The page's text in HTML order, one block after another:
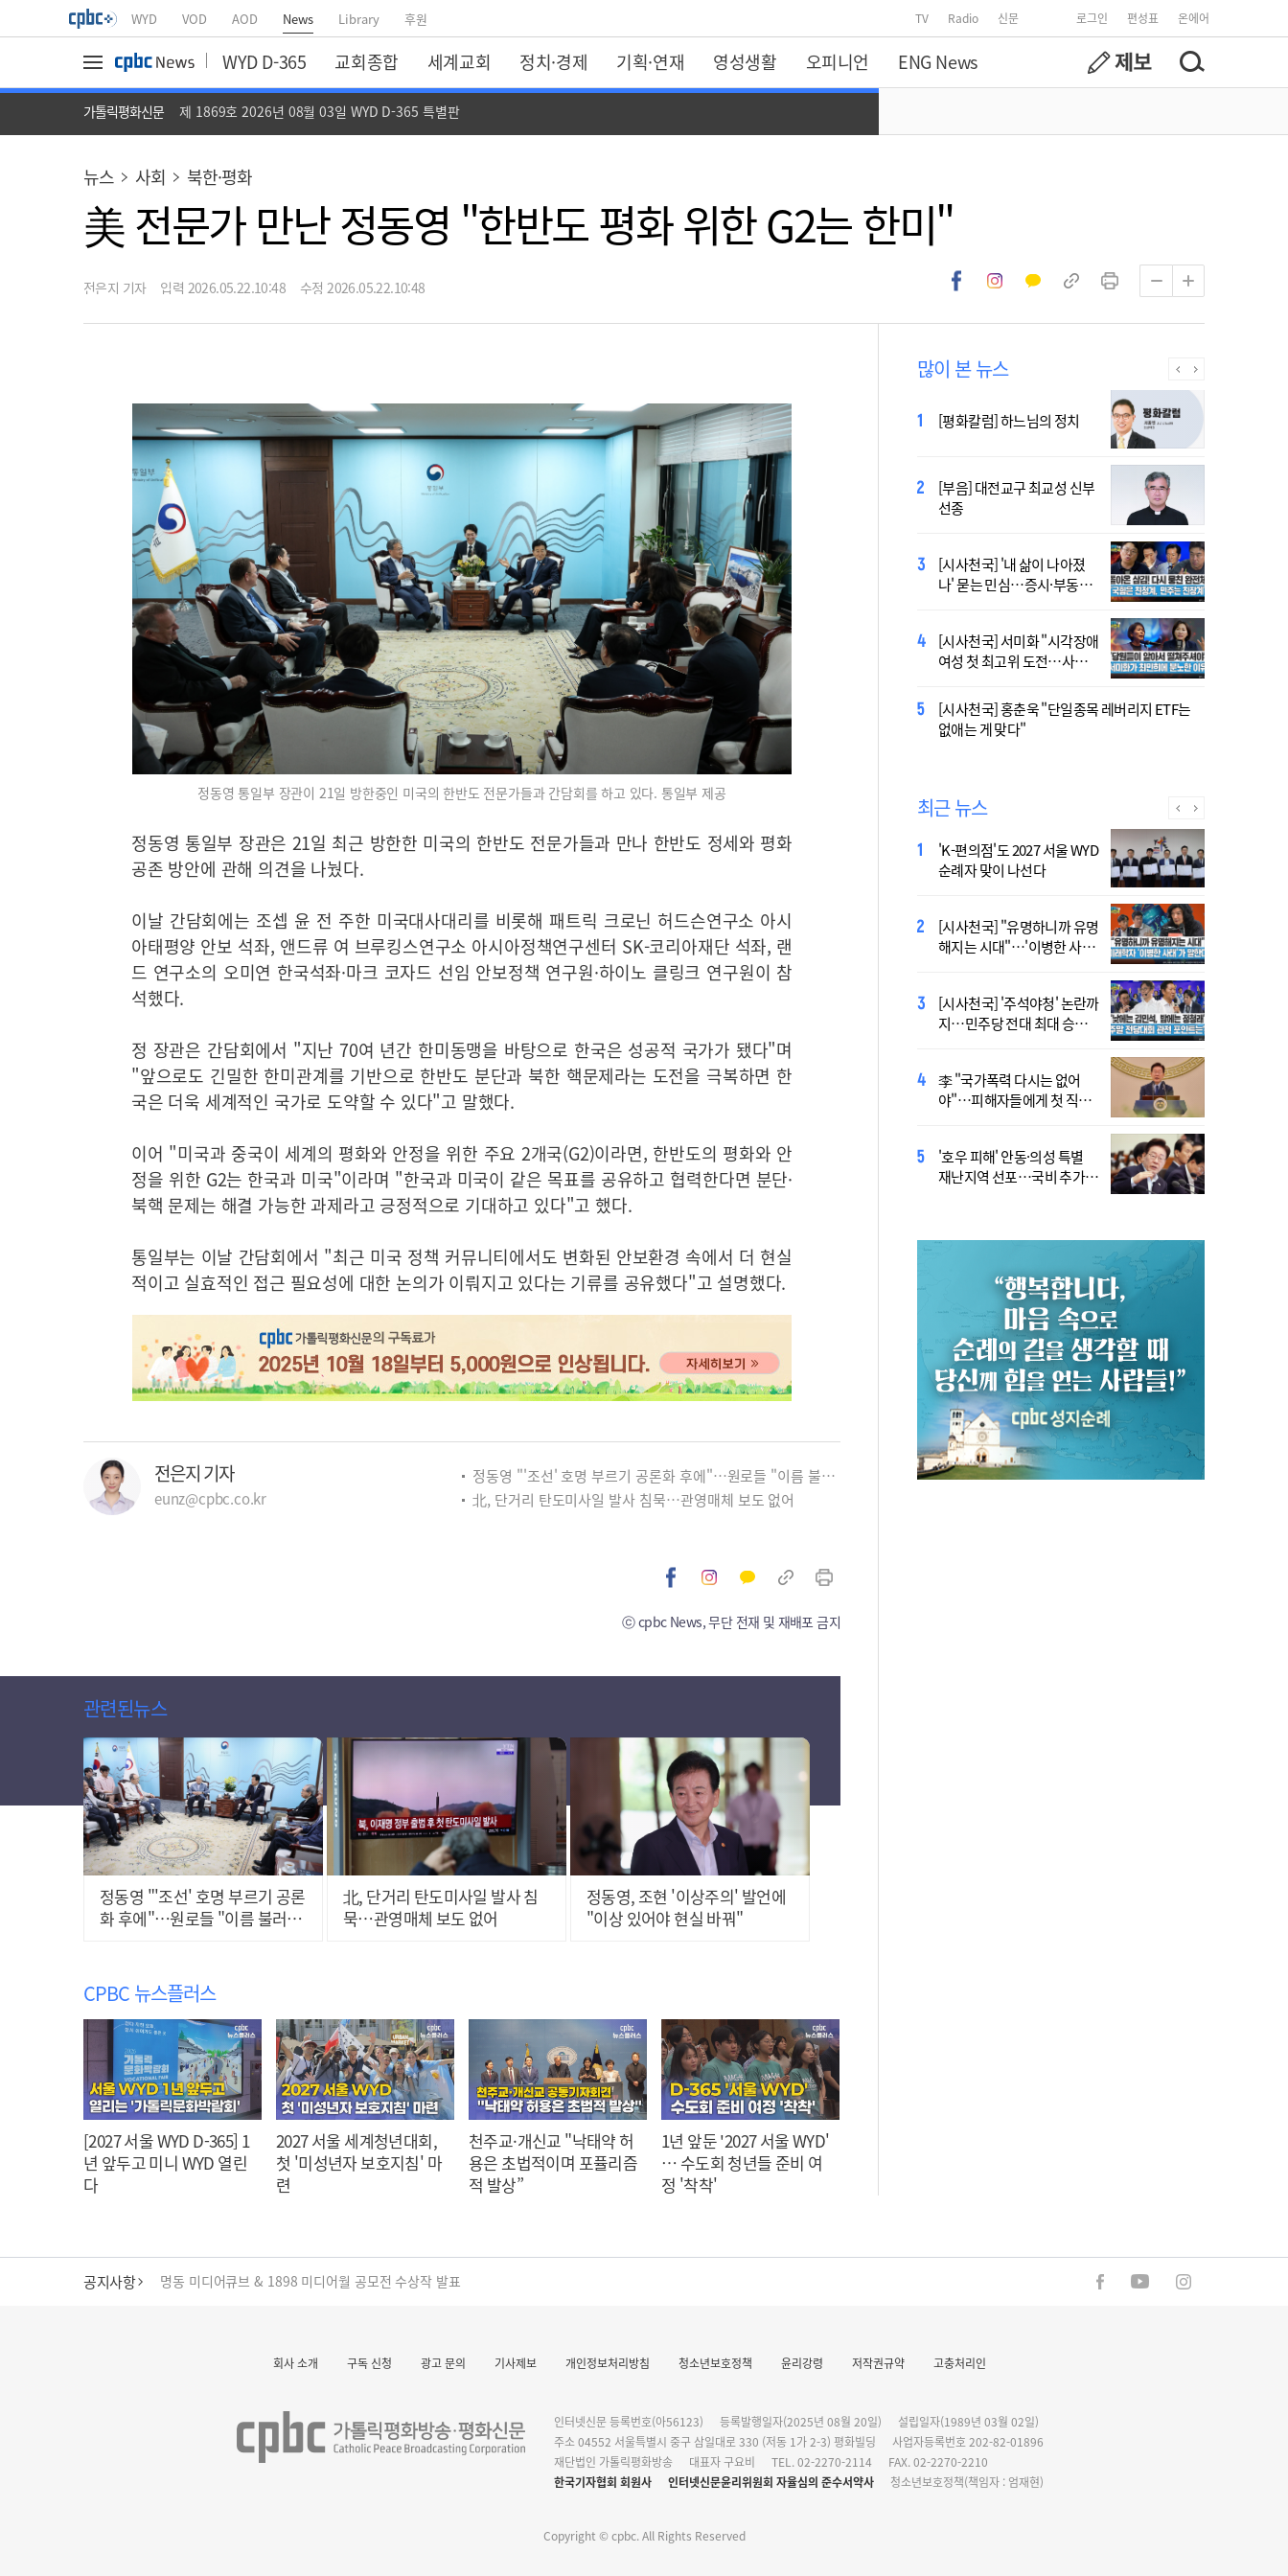
WYD VOD AOD News Library 후원 TV Radio 신문 로그인 편성표 온에어
WYD D-365 교회종합 세계교회 정치·경제 기획·연재 영성생활 오피니언 ENG News
가톨릭평화신문 제 1869호 2026년 08월 03일 WYD D-365 특별판
뉴스 사회 북한·평화
美 전문가 만난 정동영 "한반도 평화 위한 G2는 한미"
전은지 기자 입력 2026.05.22.10:48 수정 2026.05.22.10:48
정동영 통일부 장관이 21일 방한중인 미국의 한반도 전문가들과 간담회를 하고 있다. 통일부 제공
정동영 통일부 장관은 21일 최근 방한한 미국의 한반도 전문가들과 만나 한반도 정세와 평화
공존 방안에 관해 의견을 나눴다.
이날 간담회에는 조셉 윤 전 주한 미국대사대리를 비롯해 패트릭 크로닌 허드슨연구소 아시
아태평양 안보 석좌, 앤드류 여 브루킹스연구소 아시아정책연구센터 SK-코리아재단 석좌, 랜
드 연구소의 오미연 한국석좌·마크 코자드 선임 안보정책 연구원·하이노 클링크 연구원이 참
석했다.
정 장관은 간담회에서 "지난 70여 년간 한미동맹을 바탕으로 한국은 성공적 국가가 됐다"며
"앞으로도 긴밀한 한미관계를 기반으로 한반도 분단과 북한 핵문제라는 도전을 극복하면 한
국은 더욱 세계적인 국가로 도약할 수 있다"고 말했다.
이어 "미국과 중국이 세계의 평화와 안정을 위한 주요 2개국(G2)이라면, 한반도의 평화와 안
정을 위한 G2는 한국과 미국"이라며 "한국과 미국이 같은 목표를 공유하고 협력한다면 분단·
북핵 문제는 해결 가능한 과제라고 긍정적으로 기대하고 있다"고 했다.
통일부는 이날 간담회에서 "최근 미국 정책 커뮤니티에서도 변화된 안보환경 속에서 더 현실
적이고 실효적인 접근 필요성에 대한 논의가 이뤄지고 있다는 기류를 공유했다"고 설명했다.
전은지 기자
eunz@cpbc.co.kr
정동영 "'조선' 호명 부르기 공론화 후에"…원로들 "이름 불러야"
北, 단거리 탄도미사일 발사 침묵…관영매체 보도 없어
ⓒ cpbc News, 무단 전재 및 재배포 금지
관련된뉴스
정동영 "'조선' 호명 부르기 공론
화 후에"…원로들 "이름 불러
北, 단거리 탄도미사일 발사 침
묵…관영매체 보도 없어
정동영, 조현 '이상주의' 발언에
"이상 있어야 현실 바꿔"
CPBC 뉴스플러스
[2027 서울 WYD D-365] 1
년 앞두고 미니 WYD 열린
다
2027 서울 세계청년대회,
첫 '미성년자 보호지침' 마
련
천주교·개신교 "낙태약 허
용은 초법적이며 포퓰리즘
적 발상”
1년 앞둔 '2027 서울 WYD'
… 수도회 청년들 준비 여
정 '착착'
많이 본 뉴스
[평화칼럼] 하느님의 정치
[부음] 대전교구 최교성 신부
선종
[시사천국] '내 삶이 나아졌
나' 묻는 민심…증시·부동산
[시사천국] 서미화 "시각장애
여성 첫 최고위 도전…사회
[시사천국] 홍춘욱 "단일종목 레버리지 ETF는
없애는 게 맞다"
2027 서울 WYD 공식 주제가
오늘 공개…한국인 곡 선정
2027 서울 세계청년대회 주
제가 공개…희망의 선율 울
대전신학교 유학 사제, 중국
최연소 주교 됐다
433곡 뚫은 한국 청년의 노
래…2027 서울 WYD 공식 주
[시사천국] 서범수 '돌려차기'
발언 파장…"사석에서도 안
최근 뉴스
'K-편의점'도 2027 서울 WYD
순례자 맞이 나선다
[시사천국] "유명하니까 유명
해지는 시대"…'이병한 사
[시사천국] '주석야청' 논란까
지…민주당 전대 최대 승부
李 "국가폭력 다시는 없어
야"…피해자들에게 첫 직접
'호우 피해' 안동·의성 특별
재난지역 선포…국비 추가
폭염 '뉴 노멀' 시대…"한 단
계 높은 수준의 폭염"
[사제인사] 안동교구, 10일
부
'식중독 발생 9월이 가장 많
아'
정동영 "'조선' 호명 부르기
공론화 후에"…원로들 "이름
Official Theme Song for
WYD Seoul 2027 Released
공지사항 cpbc 웹/모바일 서비스 시스템 점검 안내
회사 소개 구독 신청 광고 문의 기사제보 개인정보처리방침 청소년보호정책 윤리강령 저작권규약 고충처리인
인터넷신문 등록번호(아56123) 등록발행일자(2025년 08월 20일)
설립일자(1989년 03월 02일)
주소 04552 서울특별시 중구 삼일대로 330 (저동 1가 2-3) 평화빌딩
사업자등록번호 202-82-01896
재단법인 가톨릭평화방송
대표자 구요비 TEL. 02-2270-2114
FAX. 02-2270-2210
한국기자협회 회원사
인터넷신문윤리위원회 자율심의 준수서약사 청소년보호정책(책임자 : 엄재현)
Copyright © cpbc. All Rights Reserved